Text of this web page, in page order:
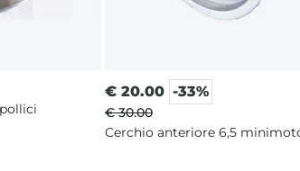
€ 20.00 -33%
€ 30.00
Cerchio anteriore 6,5